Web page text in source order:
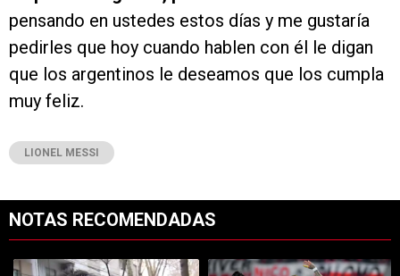
pensando en ustedes estos días y me gustaría
pedirles que hoy cuando hablen con él le digan
que los argentinos le deseamos que los cumpla
muy feliz.
LIONEL MESSI
NOTAS RECOMENDADAS
Un artículo de tendencia con el título "Rompió el silencio: Francisco
Un artículo de tendencia con el